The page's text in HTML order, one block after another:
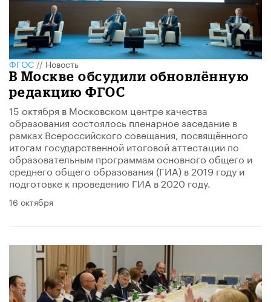
ФГОС//Новость
В Москве обсудили обновлённую
редакцию ФГОС
15 октября в Московском центре качества
образования состоялось пленарное заседание в
рамках Всероссийского совещания, посвящённого
итогам государственной итоговой аттестации по
образовательным программам основного общего и
среднего общего образования (ГИА) в 2019 году и
подготовке к проведению ГИА в 2020 году.
16 октября